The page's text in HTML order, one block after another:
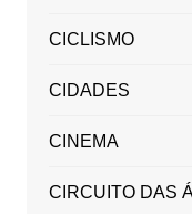
CICLISMO
CIDADES
CINEMA
CIRCUITO DAS